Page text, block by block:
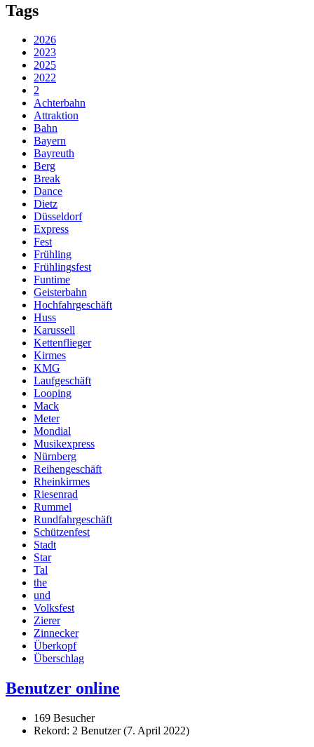
Tags
2026
2023
2025
2022
2
Achterbahn
Attraktion
Bahn
Bayern
Bayreuth
Berg
Break
Dance
Dietz
Düsseldorf
Express
Fest
Frühling
Frühlingsfest
Funtime
Geisterbahn
Hochfahrgeschäft
Huss
Karussell
Kettenflieger
Kirmes
KMG
Laufgeschäft
Looping
Mack
Meter
Mondial
Musikexpress
Nürnberg
Reihengeschäft
Rheinkirmes
Riesenrad
Rummel
Rundfahrgeschäft
Schützenfest
Stadt
Star
Tal
the
und
Volksfest
Zierer
Zinnecker
Überkopf
Überschlag
Benutzer online
169 Besucher
Rekord: 2 Benutzer (7. April 2022)